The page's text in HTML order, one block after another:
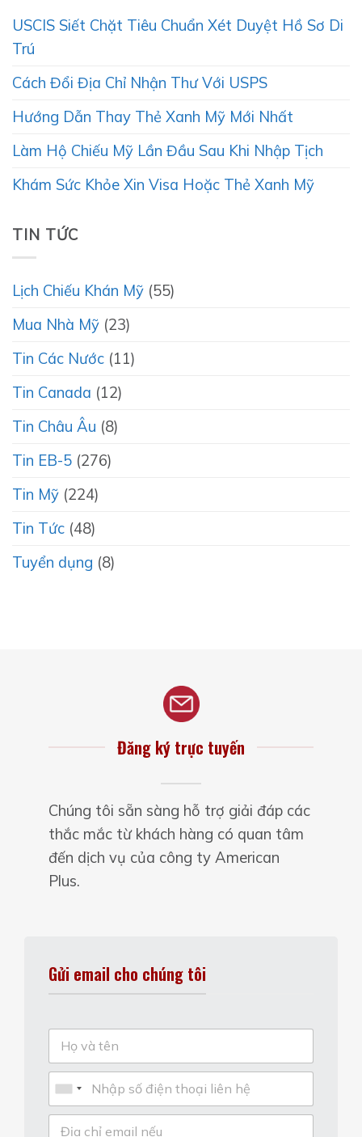
USCIS Siết Chặt Tiêu Chuẩn Xét Duyệt Hồ Sơ Di
Trú
Cách Đổi Địa Chỉ Nhận Thư Với USPS
Hướng Dẫn Thay Thẻ Xanh Mỹ Mới Nhất
Làm Hộ Chiếu Mỹ Lần Đầu Sau Khi Nhập Tịch
Khám Sức Khỏe Xin Visa Hoặc Thẻ Xanh Mỹ
TIN TỨC
Lịch Chiếu Khán Mỹ (55)
Mua Nhà Mỹ (23)
Tin Các Nước (11)
Tin Canada (12)
Tin Châu Âu (8)
Tin EB-5 (276)
Tin Mỹ (224)
Tin Tức (48)
Tuyển dụng (8)
Đăng ký trực tuyến
Chúng tôi sẵn sàng hỗ trợ giải đáp các
thắc mắc từ khách hàng có quan tâm
đến dịch vụ của công ty American
Plus.
Gửi email cho chúng tôi